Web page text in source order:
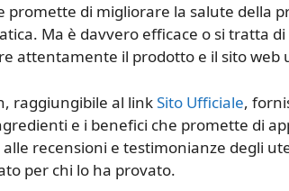
promette di migliorare la salute della
Ma è davvero efficace o si tratta
attentamente il prodotto e il sito web
raggiungibile al linkSito Ufficiale,
e i benefici che promette di
recensioni e testimonianze degli
per chi lo ha provato.